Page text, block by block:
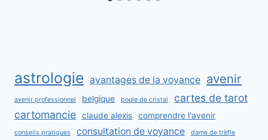
astrologie avantages de la voyance avenir
avenir professionnel belgique boule de cristal
cartes de tarot
cartomancie
claude alexis comprendre l'avenir
conseils pratiques consultation de voyance dame de trèfle